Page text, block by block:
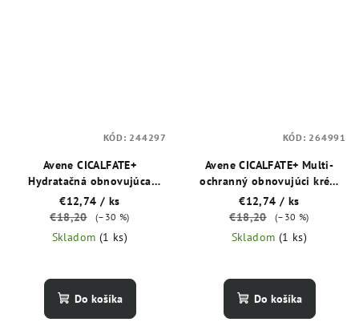
Avene CICALFATE+
Hydratačná obnovujúca
emulzia po povrchových
zákrokoch alebo tetovaní 40
€12,74/ ks
€18,20
(–30 %)
Skladom (1 ks)
Do košíka
KÓD: 244297
Avene CICALFATE+ Multi-
ochranný obnovujúci krém
SPF 50+ 30 ml
€12,74/ ks
€18,20
(–30 %)
Skladom (1 ks)
Do košíka
KÓD: 264991